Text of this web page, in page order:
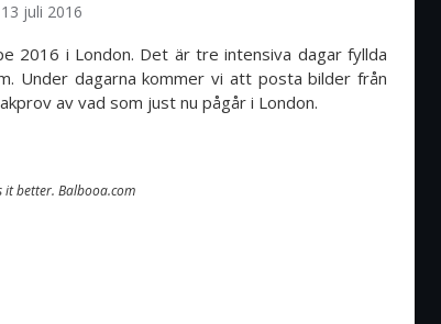
juli 2016
2016 i London. Det är tre intensiva dagar fyllda
Under dagarna kommer vi att posta bilder från
av vad som just nu pågår i London.
it better. Balbooa.com